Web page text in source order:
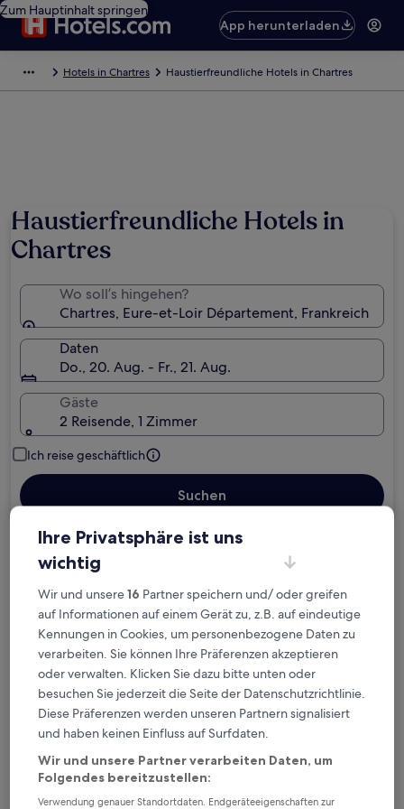
Zum Hauptinhalt springen
App herunterladen
Hotels in Chartres Haustierfreundliche Hotels in Chartres
Haustierfreundliche Hotels in
Chartres
Wo soll’s hingehen?
Chartres, Eure-et-Loir Département, Frankreich
Daten
Do., 20. Aug. - Fr., 21. Aug.
Gäste
2 Reisende, 1 Zimmer
Ich reise geschäftlich
Suchen
Kostenlose Stornierung bei
Planänderungen
Verdiene Prämien für jede
wahrgenommene Übernachtung
Mehr sparen mit Preisen für Mitglieder
Überprüfe die Preise für diese Daten
Ihre Privatsphäre ist uns
wichtig
Wir und unsere16 Partner speichern und/ oder greifen
auf Informationen auf einem Gerät zu, z.B. auf eindeutige
Kennungen in Cookies, um personenbezogene Daten zu
verarbeiten. Sie können Ihre Präferenzen akzeptieren
oder verwalten. Klicken Sie dazu bitte unten oder
besuchen Sie jederzeit die Seite der Datenschutzrichtlinie.
Diese Präferenzen werden unseren Partnern signalisiert
und haben keinen Einfluss auf Surfdaten.
Wir und unsere Partner verarbeiten Daten, um
Folgendes bereitzustellen:
Verwendung genauer Standortdaten. Endgeräteeigenschaften zur